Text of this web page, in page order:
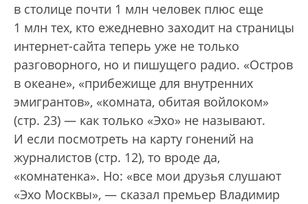
в столице почти 1 млн человек плюс еще
1 млн тех, кто ежедневно заходит на страницы
интернет-сайта теперь уже не только
разговорного, но и пишущего радио. «Остров
в океане», «прибежище для внутренних
эмигрантов», «комната, обитая войлоком»
(стр. 23) — как только «Эхо» не называют.
И если посмотреть на карту гонений на
журналистов (стр. 12), то вроде да,
«комнатенка». Но: «все мои друзья слушают
«Эхо Москвы», — сказал премьер Владимир